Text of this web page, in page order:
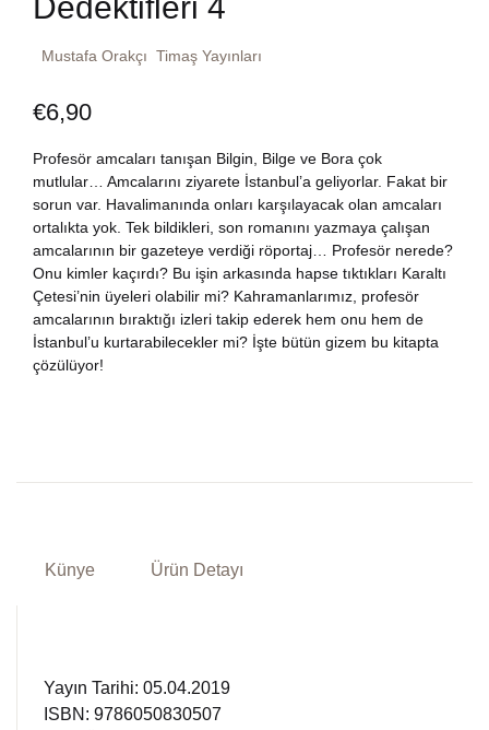
Fransızca
Ingilizce
Kişisel Gelişim
Tarih
Bize Ulaşın
TR
DE
Mustafa Orakçı Timaş Yayınları
€6,90
Profesör amcaları tanışan Bilgin, Bilge ve Bora çok
mutlular… Amcalarını ziyarete İstanbul’a geliyorlar. Fakat bir
sorun var. Havalimanında onları karşılayacak olan amcaları
ortalıkta yok. Tek bildikleri, son romanını yazmaya çalışan
amcalarının bir gazeteye verdiği röportaj… Profesör nerede?
Onu kimler kaçırdı? Bu işin arkasında hapse tıktıkları Karaltı
Çetesi’nin üyeleri olabilir mi? Kahramanlarımız, profesör
amcalarının bıraktığı izleri takip ederek hem onu hem de
İstanbul’u kurtarabilecekler mi? İşte bütün gizem bu kitapta
çözülüyor!
Künye Ürün Detayı
Yayın Tarihi: 05.04.2019
ISBN: 9786050830507